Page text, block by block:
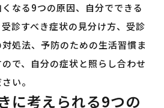
なる9つの原因、自分でできる
診すべき症状の見分け方、受診
処法、予防のための生活習慣ま
で、自分の症状と照らし合わせ
い。
に考えられる9つの